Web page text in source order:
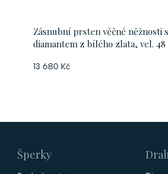
Zásnubní prsten věčné něžnosti s
diamantem z bílého zlata, vel. 48
13 680 Kč
Šperky